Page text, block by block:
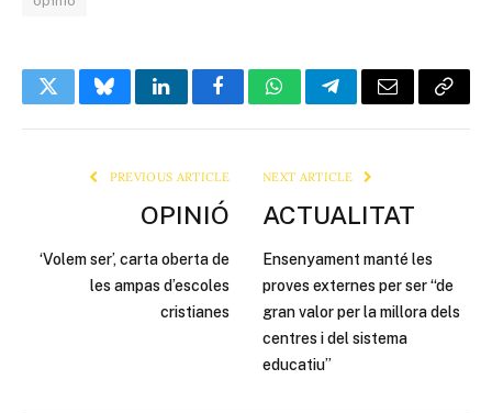
TwitterBlueskyLinkedInFacebookWhatsAppTelegramEmail Copy
PREVIOUS ARTICLE
OPINIÓ
‘Volem ser’, carta oberta de
les ampas d’escoles
cristianes
NEXT ARTICLE
ACTUALITAT
Ensenyament manté les
proves externes per ser “de
gran valor per la millora dels
centres i del sistema
educatiu”